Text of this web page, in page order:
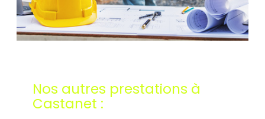
Nos autres prestations à
Castanet :